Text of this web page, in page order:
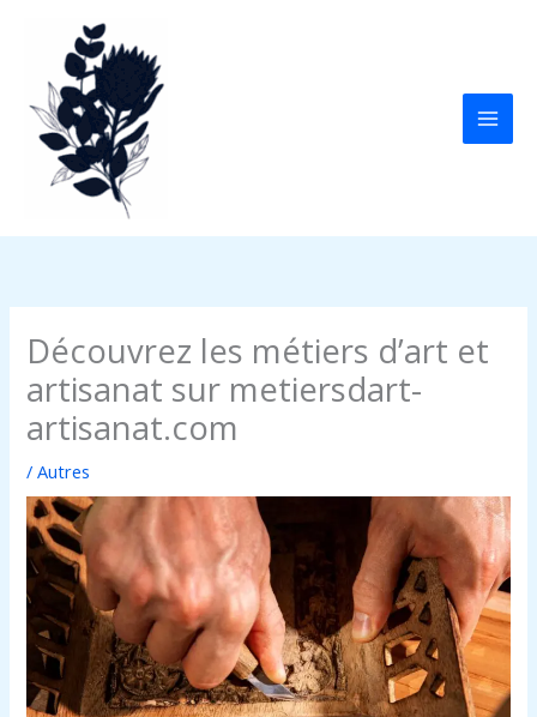
Découvrez les métiers d’art et
artisanat sur metiersdart-
artisanat.com
/Autres